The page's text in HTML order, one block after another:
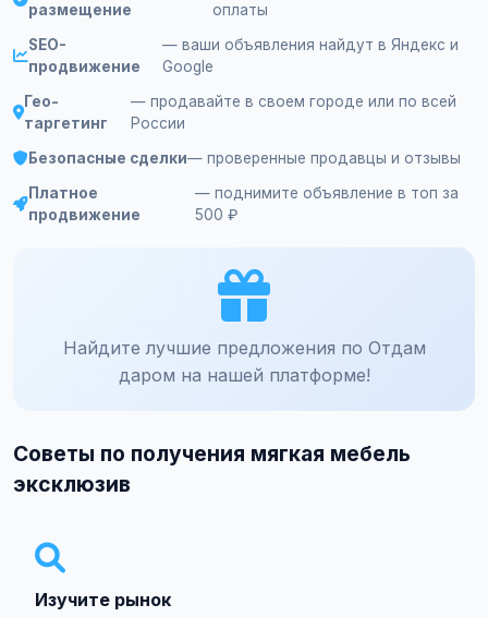
размещение
оплаты
SEO-
продвижение
— ваши объявления найдут в Яндекс и
Google
Гео-
таргетинг
— продавайте в своем городе или по всей
России
Безопасные сделки— проверенные продавцы и отзывы
Платное
продвижение
— поднимите объявление в топ за
500 ₽
Найдите лучшие предложения по Отдам
даром на нашей платформе!
Советы по получения мягкая мебель
эксклюзив
Изучите рынок